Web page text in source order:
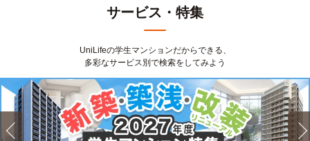
サービス・特集
UniLifeの学生マンションだからできる、
多彩なサービス別で検索をしてみよう